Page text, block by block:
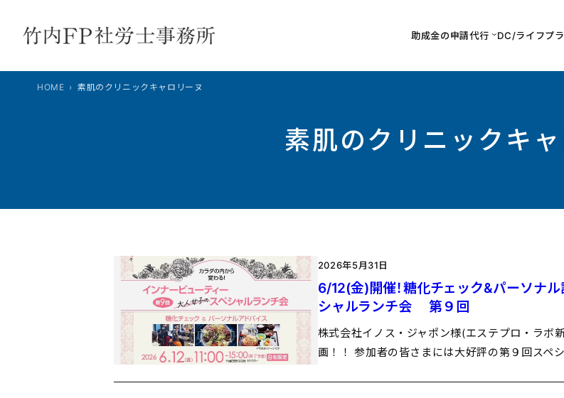
ス
助成金の申請代行 DC/ライフプ
素肌のクリニックキ
HOME 素肌のクリニックキャロリーヌ
2026年5月31日
6/12(金)開催！糖化チェック&パーソナ
シャルランチ会 第９回
株式会社イノス・ジャポン様(エステプロ・ラボ
画！！ 参加者の皆さまには大好評の第９回スペ